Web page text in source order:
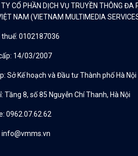
TY CỔ PHẦN DỊCH VỤ TRUYỀN THÔNG ĐA
NAM (VIETNAM MULTIMEDIA
thuế: 0102187036
14/03/2007
Sở Kế hoạch và Đầu tư Thành phố Hà Nội
Tầng 8, số 85 Nguyễn Chí Thanh, Hà Nội
0962.07.62.62
info@vmms.vn